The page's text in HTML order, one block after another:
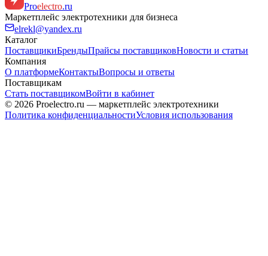
Proelectro.ru
Маркетплейс электротехники для бизнеса
elrekl@yandex.ru
Каталог
ПоставщикиБрендыПрайсы поставщиковНовости и статьи
Компания
О платформеКонтактыВопросы и ответы
Поставщикам
Стать поставщикомВойти в кабинет
© 2026 Proelectro.ru — маркетплейс электротехники
Политика конфиденциальностиУсловия использования